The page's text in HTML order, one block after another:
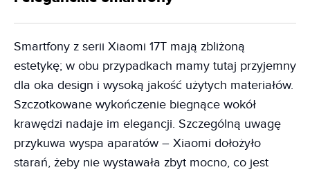
Smartfony z serii Xiaomi 17T mają zbliżoną
estetykę; w obu przypadkach mamy tutaj przyjemny
dla oka design i wysoką jakość użytych materiałów.
Szczotkowane wykończenie biegnące wokół
krawędzi nadaje im elegancji. Szczególną uwagę
przykuwa wyspa aparatów – Xiaomi dołożyło
starań, żeby nie wystawała zbyt mocno, co jest